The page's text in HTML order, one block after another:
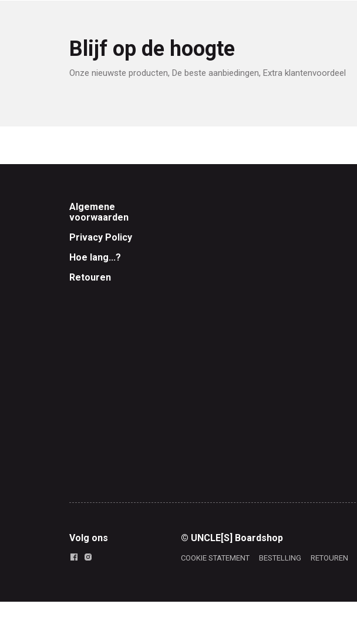
Blijf op de hoogte
Onze nieuwste producten, De beste aanbiedingen, Extra klantenvoordeel
Footer
Algemene
voorwaarden
Privacy Policy
Hoe lang...?
Retouren
Volg ons © UNCLE[S] Boardshop
COOKIE STATEMENT BESTELLING RETOUREN